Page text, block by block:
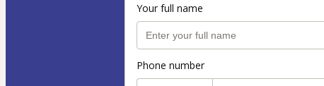
Your full name
Phone number